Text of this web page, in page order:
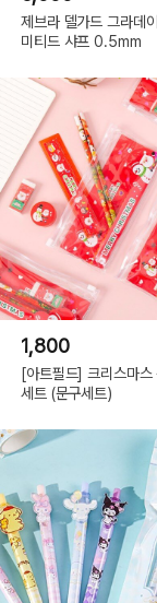
제브라 델가드 그라데
미티드 샤프 0.5mm
1,800
[아트필드] 크리스마스
세트 (문구세트)